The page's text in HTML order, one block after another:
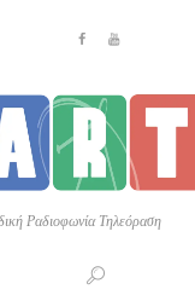
Ραδιοφωνία Τηλεόραση